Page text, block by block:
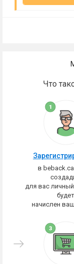
Что
в
для вас личный
будет
начислен